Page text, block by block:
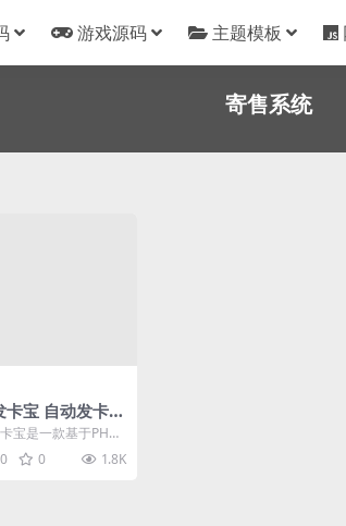
游戏源码 主题模板
寄售系统
宝 自动发卡系
的卡密寄售
宝是一款基于PHP
寄售系统，适用于p
0 0 1.8K